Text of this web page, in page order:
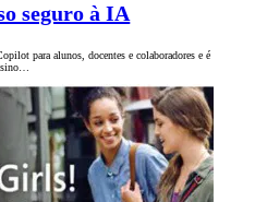
seguro à IA
para alunos, docentes e colaboradores e é